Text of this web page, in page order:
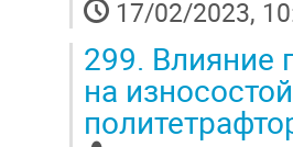
17/02/2023,
299. Влияние
на